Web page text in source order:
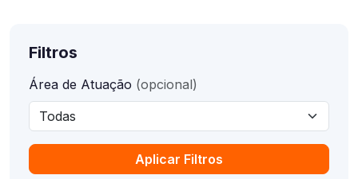
Filtros
Área de Atuação (opcional)
Aplicar Filtros